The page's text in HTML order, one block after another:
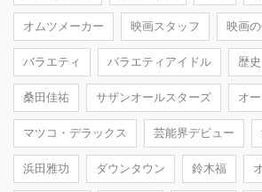
オムツメーカー 映画スタッフ 映画
バラエティ バラエティアイドル 歴史
桑田佳祐 サザンオールスターズ オ
マツコ・デラックス 芸能界デビュー
浜田雅功 ダウンタウン 鈴木福